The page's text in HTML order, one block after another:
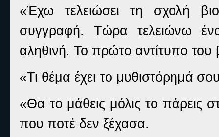
«Έχω τελειώσει τη σχολή
συγγραφή. Τώρα τελειώνω
αληθινή. Το πρώτο αντίτυπο του
«Τι θέμα έχει το μυθιστόρημά
«Θα το μάθεις μόλις το πάρεις
που ποτέ δεν ξέχασα.